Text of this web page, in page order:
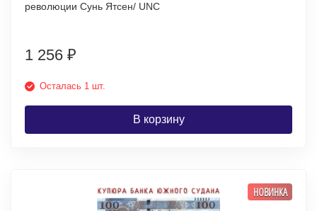
революции Сунь Ятсен/ UNC
1 256 ₽
Осталась 1 шт.
В корзину
НОВИНКА